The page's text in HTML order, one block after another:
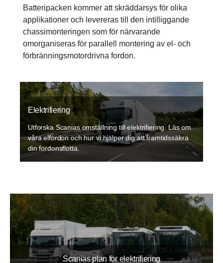
Batteripacken kommer att skräddarsys för olika
applikationer och levereras till den intilliggande
chassimonteringen som för närvarande
omorganiseras för parallell montering av el- och
förbränningsmotordrivna fordon.
Elektrifiering
Utforska Scanias omställning till elektrifiering. Läs om
våra elfordon och hur vi hjälper dig att framtidssäkra
din fordonsflotta.
Scanias plan för elektrifiering